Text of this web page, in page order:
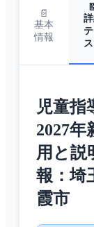
📄
基本
情報
児童指
2027年
用と説
報：埼
霞市